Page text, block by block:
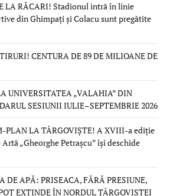
LA RĂCARI! Stadionul intră în linie
din Ghimpați și Colacu sunt pregătite
CENTURA DE 89 DE MILIOANE DE
UNIVERSITATEA „VALAHIA” DIN
SESIUNII IULIE–SEPTEMBRIE 2026
PLAN LA TÂRGOVIȘTE! A XVIII-a ediție
„Gheorghe Petrașcu” își deschide
DE APĂ: PRISEACA, FĂRĂ PRESIUNE,
EXTINDE ÎN NORDUL TÂRGOVIȘTEI